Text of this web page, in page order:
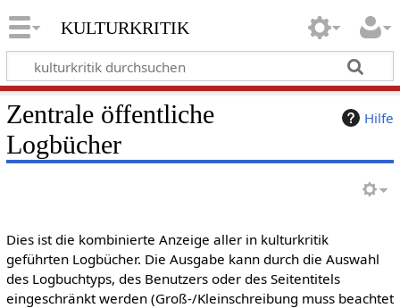
kulturkritik
Hilfe
Zentrale öffentliche
Logbücher
Dies ist die kombinierte Anzeige aller in kulturkritik
geführten Logbücher. Die Ausgabe kann durch die Auswahl
des Logbuchtyps, des Benutzers oder des Seitentitels
eingeschränkt werden (Groß-/Kleinschreibung muss beachtet